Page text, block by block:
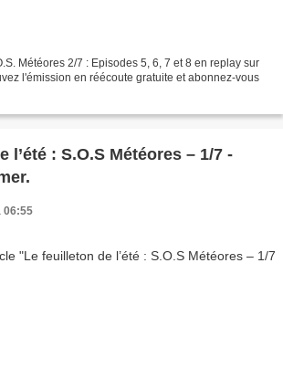
Météores 2/7 : Episodes 5, 6, 7 et 8 en replay sur
l'émission en réécoute gratuite et abonnez-vous
l’été : S.O.S Météores – 1/7 -
06:55